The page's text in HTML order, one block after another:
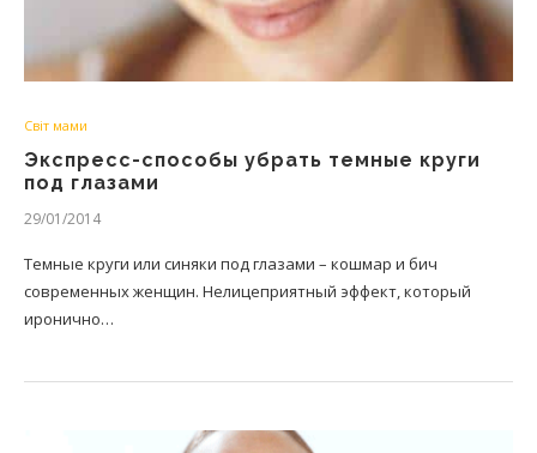
Світ мами
Экспресс-способы убрать темные круги
под глазами
29/01/2014
Темные круги или синяки под глазами – кошмар и бич
современных женщин. Нелицеприятный эффект, который
иронично…